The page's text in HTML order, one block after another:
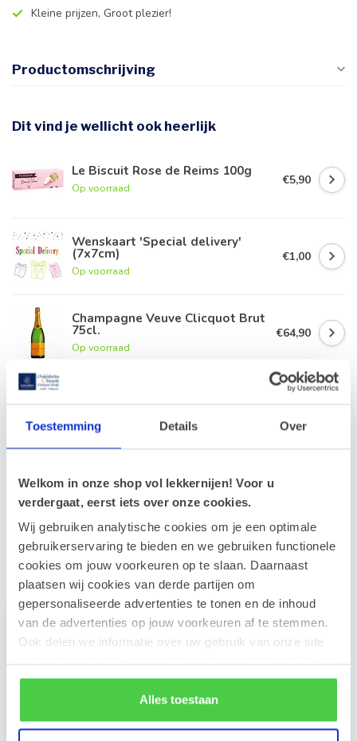
Toestemming Details Over
Welkom in onze shop vol lekkernijen! Voor u
verdergaat, eerst iets over onze cookies.
Wij gebruiken analytische cookies om je een optimale
gebruikerservaring te bieden en we gebruiken functionele
cookies om jouw voorkeuren op te slaan. Daarnaast
plaatsen wij cookies van derde partijen om
gepersonaliseerde advertenties te tonen en de inhoud
van de advertenties op jouw voorkeuren af te stemmen.
Ook delen we informatie over uw gebruik van onze site
rekening mee dat als je bepaalde cookies blokkeert, het
de correcte werking van de website kan verstoren.
Alles toestaan
Kleine prijzen, Groot plezier!
Productomschrijving
Dit vind je wellicht ook heerlijk
Le Biscuit Rose de Reims 100g
Op voorraad
€5,90
Wenskaart 'Special delivery'
(7x7cm)
Op voorraad
€1,00
Champagne Veuve Clicquot Brut
75cl.
Op voorraad
€64,90
Op voorraad
Geldhof Zakje 15 Cuberdons
Recent bekeken